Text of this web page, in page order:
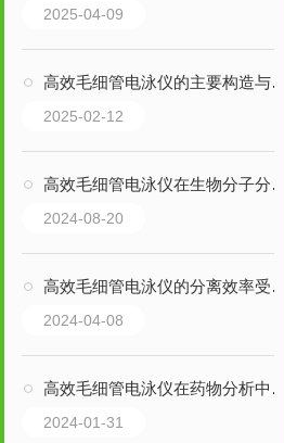
2025-04-09
高效毛细管电泳仪的主要构造与部件功能
2025-02-12
高效毛细管电泳仪在生物分子分析中的应用
2024-08-20
高效毛细管电泳仪的分离效率受哪些因素影响？
2024-04-08
高效毛细管电泳仪在药物分析中的应用有哪些？
2024-01-31